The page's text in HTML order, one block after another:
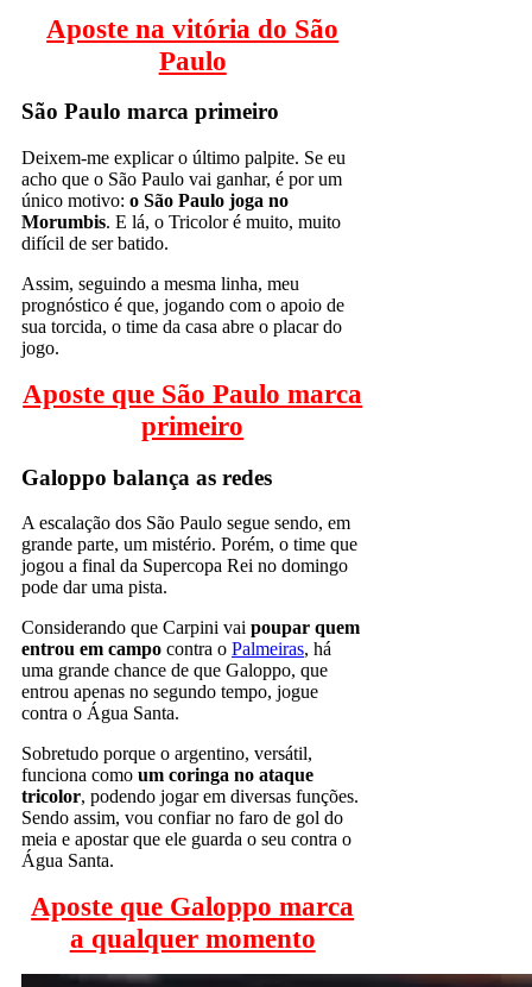
Aposte na vitória do São
Paulo
São Paulo marca primeiro
Deixem-me explicar o último palpite. Se eu
acho que o São Paulo vai ganhar, é por um
único motivo: o São Paulo joga no
Morumbis. E lá, o Tricolor é muito, muito
difícil de ser batido.
Assim, seguindo a mesma linha, meu
prognóstico é que, jogando com o apoio de
sua torcida, o time da casa abre o placar do
jogo.
Aposte que São Paulo marca
primeiro
Galoppo balança as redes
A escalação dos São Paulo segue sendo, em
grande parte, um mistério. Porém, o time que
jogou a final da Supercopa Rei no domingo
pode dar uma pista.
Considerando que Carpini vai poupar quem
entrou em campo contra o Palmeiras, há
uma grande chance de que Galoppo, que
entrou apenas no segundo tempo, jogue
contra o Água Santa.
Sobretudo porque o argentino, versátil,
funciona como um coringa no ataque
tricolor, podendo jogar em diversas funções.
Sendo assim, vou confiar no faro de gol do
meia e apostar que ele guarda o seu contra o
Água Santa.
Aposte que Galoppo marca
a qualquer momento